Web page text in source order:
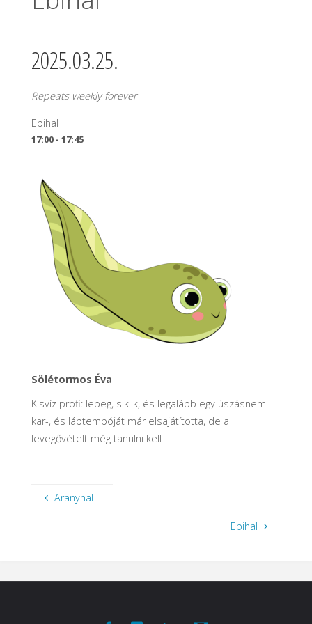
2025.03.25.
Repeats weekly forever
Ebihal
17:00 - 17:45
Sölétormos Éva
Kisvíz profi: lebeg, siklik, és legalább egy úszásnem
kar-, és lábtempóját már elsajátította, de a
levegővételt még tanulni kell
Aranyhal
Ebihal